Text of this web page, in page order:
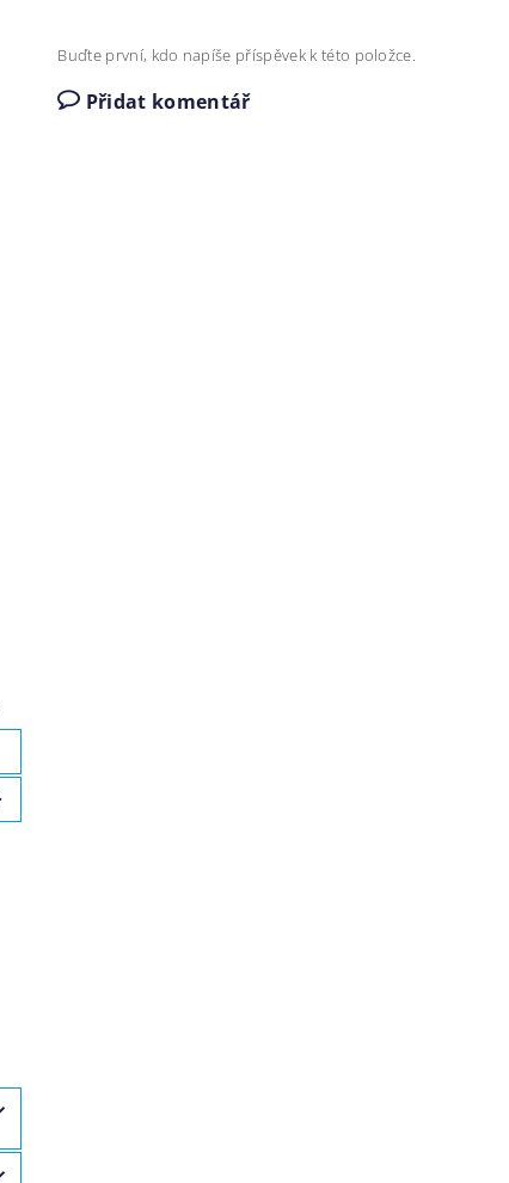
Buďte první, kdo napíše příspěvek k této položce.
Přidat komentář